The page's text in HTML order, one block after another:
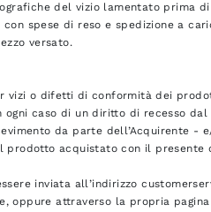
del vizio lamentato prima
spese di reso e spedizione a
versato.
vizi o difetti di conformità dei
ogni caso di un diritto di recesso
da parte dell’Acquirente -
acquistato con il presente
inviata all’indirizzo
oppure attraverso la propria